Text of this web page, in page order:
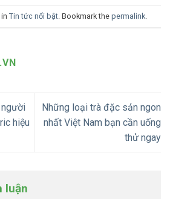
Tin tức nổi bật. Bookmark the permalink.
hiệu
Những loại trà đặc sản ngon
nhất Việt Nam bạn cần uống
thử ngay
luận